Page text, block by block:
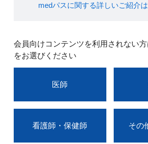
medパスに関する詳しいご紹介
会員向けコンテンツを利用されない
をお選びください
医師
看護師・保健師 その